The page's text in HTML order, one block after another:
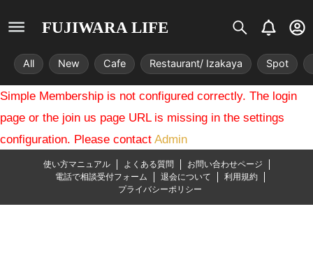
FUJIWARA LIFE
S
i
s
t
r
i
x
B
e
l
l
U
s
r
-
c
c
All New Cafe Restaurant/ Izakaya Spot
Simple Membership is not configured correctly. The login
page or the join us page URL is missing in the settings
configuration. Please contact Admin
使い方マニュアル よくある質問
お問い合わせページ
電話で相談受付フォーム
退会について
利用規約
プライバシーポリシー